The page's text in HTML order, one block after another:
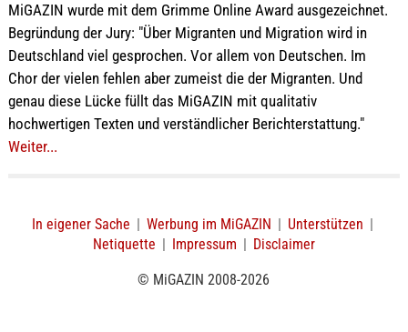
MiGAZIN wurde mit dem Grimme Online Award ausgezeichnet.
Begründung der Jury: "Über Migranten und Migration wird in
Deutschland viel gesprochen. Vor allem von Deutschen. Im
Chor der vielen fehlen aber zumeist die der Migranten. Und
genau diese Lücke füllt das MiGAZIN mit qualitativ
hochwertigen Texten und verständlicher Berichterstattung."
Weiter...
In eigener Sache Werbung im MiGAZIN Unterstützen
Netiquette
Impressum Disclaimer
© MiGAZIN 2008-2026